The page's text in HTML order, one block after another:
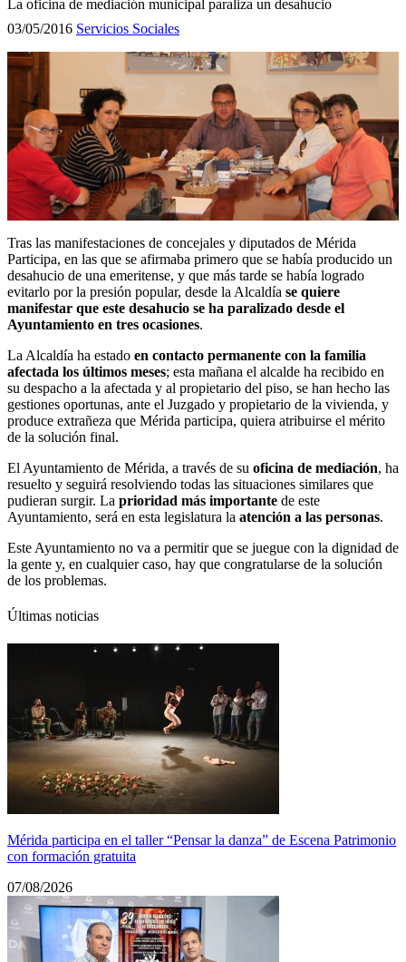
La oficina de mediación municipal paraliza un desahucio
03/05/2016 Servicios Sociales
Tras las manifestaciones de concejales y diputados de Mérida
Participa, en las que se afirmaba primero que se había producido un
desahucio de una emeritense, y que más tarde se había logrado
evitarlo por la presión popular, desde la Alcaldía se quiere
manifestar que este desahucio se ha paralizado desde el
Ayuntamiento en tres ocasiones.
La Alcaldía ha estado en contacto permanente con la familia
afectada los últimos meses; esta mañana el alcalde ha recibido en
su despacho a la afectada y al propietario del piso, se han hecho las
gestiones oportunas, ante el Juzgado y propietario de la vivienda, y
produce extrañeza que Mérida participa, quiera atribuirse el mérito
de la solución final.
El Ayuntamiento de Mérida, a través de su oficina de mediación, ha
resuelto y seguirá resolviendo todas las situaciones similares que
pudieran surgir. La prioridad más importante de este
Ayuntamiento, será en esta legislatura la atención a las personas.
Este Ayuntamiento no va a permitir que se juegue con la dignidad de
la gente y, en cualquier caso, hay que congratularse de la solución
de los problemas.
Últimas noticias
Mérida participa en el taller “Pensar la danza” de Escena Patrimonio
con formación gratuita
07/08/2026